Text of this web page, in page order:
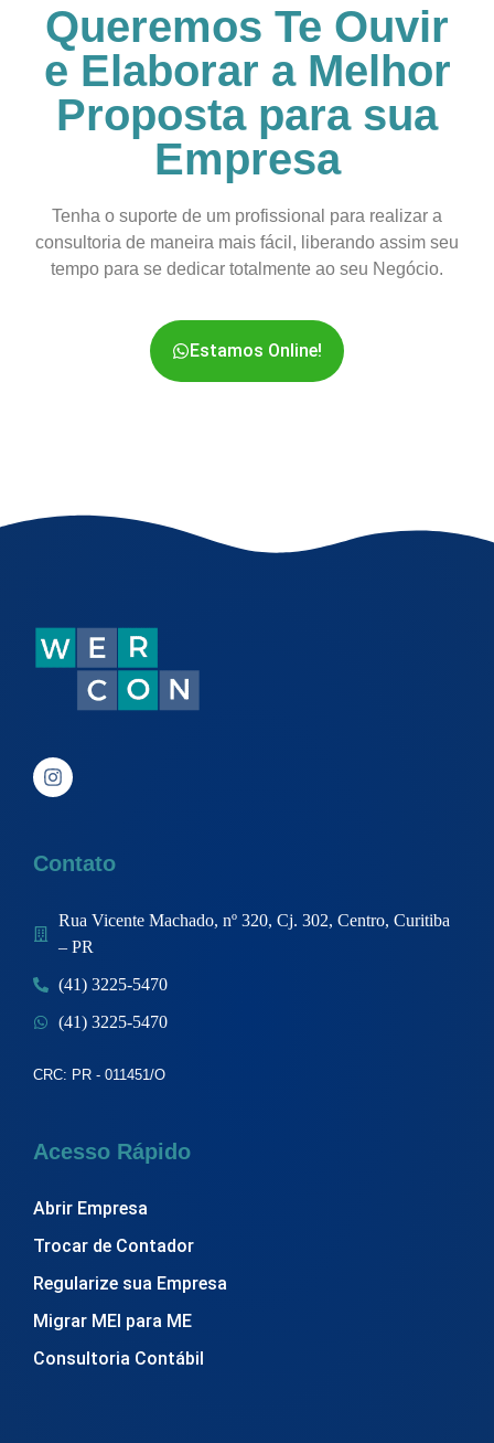
Queremos Te Ouvir
e Elaborar a Melhor
Proposta para sua
Empresa
Tenha o suporte de um profissional para realizar a
consultoria de maneira mais fácil, liberando assim seu
tempo para se dedicar totalmente ao seu Negócio.
Estamos Online!
Contato
Rua Vicente Machado, nº 320, Cj. 302, Centro, Curitiba
– PR
(41) 3225-5470
(41) 3225-5470
CRC: PR - 011451/O
Acesso Rápido
Abrir Empresa
Trocar de Contador
Regularize sua Empresa
Migrar MEI para ME
Consultoria Contábil